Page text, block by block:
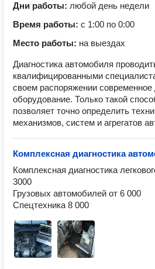
Дни работы: любой день недели
Время работы: с 1:00 по 0:00
Место работы: на выездах
Диагностика автомобиля
квалифицированными
своем распоряжении современное
оборудование. Только такой
позволяет точно определить
механизмов, систем и агрегатов
Комплексная диагностика
Комплексная диагностика
3000
Грузовых автомобилей от 6 000
Спецтехника 8 000